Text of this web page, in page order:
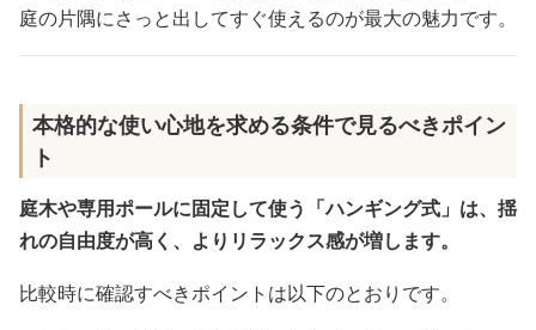
庭の片隅にさっと出してすぐ使えるのが最大の魅力です。
本格的な使い心地を求める条件で見るべきポイン
ト
庭木や専用ポールに固定して使う「ハンギング式」は、揺
れの自由度が高く、よりリラックス感が増します。
比較時に確認すべきポイントは以下のとおりです。